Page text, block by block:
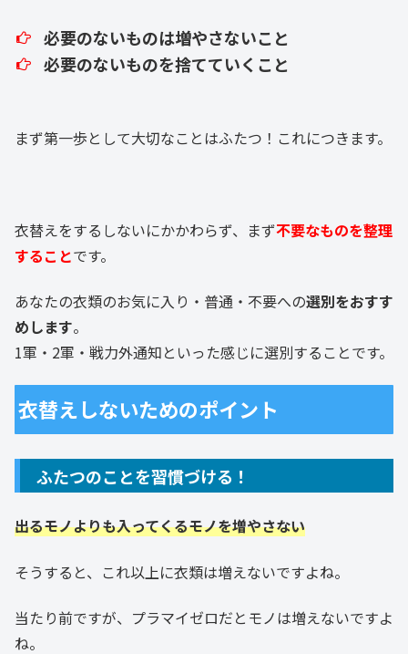
必要のないものは増やさないこと
必要のないものを捨てていくこと
まず第一歩として大切なことはふたつ！これにつきます。
衣替えをするしないにかかわらず、まず不要なものを整理
することです。
あなたの衣類のお気に入り・普通・不要への選別をおすす
めします。
1軍・2軍・戦力外通知といった感じに選別することです。
衣替えしないためのポイント
ふたつのことを習慣づける！
出るモノよりも入ってくるモノを増やさない
そうすると、これ以上に衣類は増えないですよね。
当たり前ですが、プラマイゼロだとモノは増えないですよ
ね。